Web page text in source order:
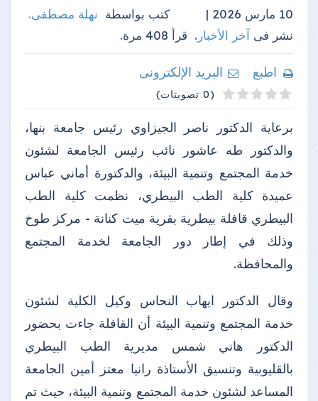
10 مارس 2026 | كتب بواسطة نهلة مصطفى.
نشر فى آخر الأخبار . قرأ 408 مرة.
اطبع
البريد الإلكترونى
1
2
3
4
5 (0 تصويتات)
برعاية الدكتور ناصر الجيزاوي رئيس جامعة بنها،
والدكتور طه عاشور نائب رئيس الجامعة لشئون
خدمة المجتمع وتنمية البيئة، والدكتورة أماني عباس
عميدة كلية الطب البيطري، نظمت كلية الطب
البيطري قافلة بيطرية بقرية ميت كنانة - مركز طوخ
وذلك في إطار دور الجامعة لخدمة المجتمع
والمحافظة.
وقال الدكتور ايهاب النحاس وكيل الكلية لشئون
خدمة المجتمع وتنمية البيئة أن القافلة جاءت بحضور
الدكتور هاني شمس مديرية الطب البيطري
بالقليوبية وتنسيق الأستاذة رانيا معتز أمين الجامعة
المساعد لشئون خدمة المجتمع وتنمية البيئة، حيث تم